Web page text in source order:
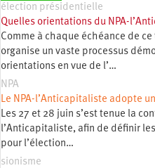
élection présidentielle
Quelles orientations du NPA-
Comme à chaque échéance de
organise un vaste processus
orientations en vue de l’…
NPA
Le NPA-l’Anticapitaliste adopte
Les 27 et 28 juin s’est tenue la
l’Anticapitaliste, afin de définir
pour l’élection…
sionisme